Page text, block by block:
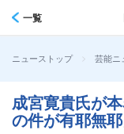
一覧
ニューストップ > 芸能ニ
成宮寛貴氏が
の件が有耶無